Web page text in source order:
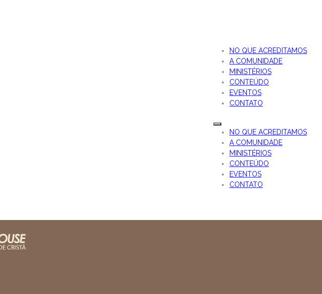
NO QUE ACREDITAMOS
A COMUNIDADE
MINISTÉRIOS
CONTEÚDO
EVENTOS
CONTATO
NO QUE ACREDITAMOS
A COMUNIDADE
MINISTÉRIOS
CONTEÚDO
EVENTOS
CONTATO